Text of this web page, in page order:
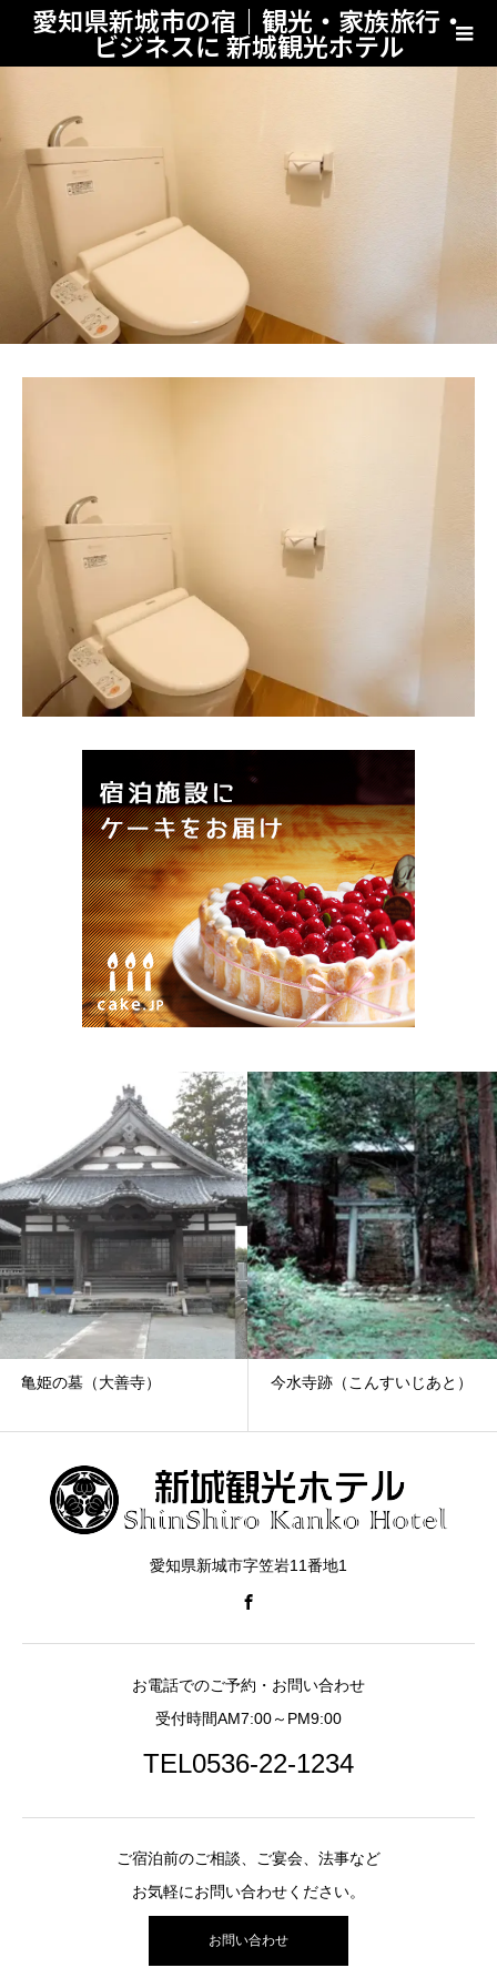
愛知県新城市の宿｜観光・家族旅行・
ビジネスに 新城観光ホテル
亀姫の墓（大善寺） 今水寺跡（こんすいじあと）
愛知県新城市字笠岩11番地1
お電話でのご予約・お問い合わせ
受付時間AM7:00～PM9:00
TEL0536-22-1234
ご宿泊前のご相談、ご宴会、法事など
お気軽にお問い合わせください。
お問い合わせ